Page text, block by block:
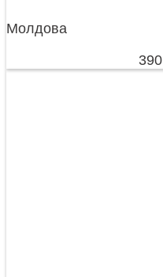
Молдова
390